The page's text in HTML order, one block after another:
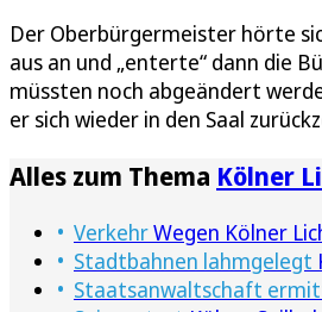
Der Oberbürgermeister hörte
aus an und „enterte“ dann die
müssten noch abgeändert
er sich wieder in den Saal
Alles zum Thema Kölner
VerkehrWegen Kölner
Stadtbahnen lahmgelegt
Staatsanwaltschaft